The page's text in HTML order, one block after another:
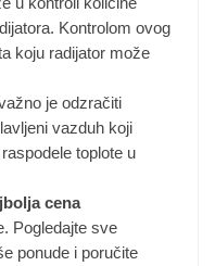
Kontrolom ovog
koju radijator može
je odzračiti
vazduh koji
toplote u
cena
Pogledajte sve
ponude i poručite